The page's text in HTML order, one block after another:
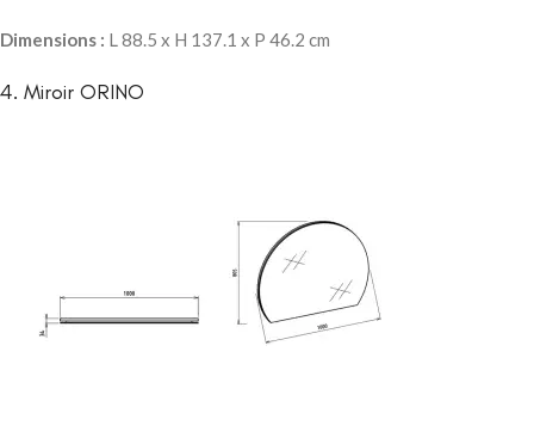
Dimensions : L 88.5 x H 137.1 x P 46.2 cm
4. Miroir ORINO